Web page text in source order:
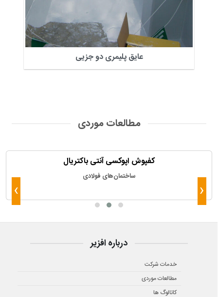
عایق پلیمری دو جزیی
مطالعات موردی
کفپوش اپوکسی آنتی باکتریال
ساختمان‌های فولادی
‹
›
درباره افزیر
خدمات شرکت
مطالعات موردی
کاتالوگ ها